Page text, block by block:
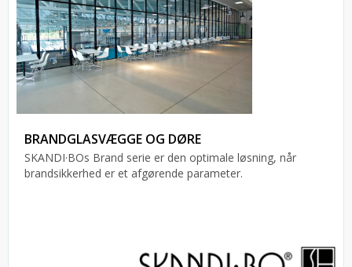
BRANDGLASVÆGGE OG DØRE
SKANDI·BOs Brand serie er den optimale løsning, når
brandsikkerhed er et afgørende parameter.